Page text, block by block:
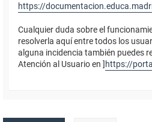
https://
Cualquier duda sobre el
resolverla aquí entre todos los
alguna incidencia también puedes
Atención al Usuario en ] https://